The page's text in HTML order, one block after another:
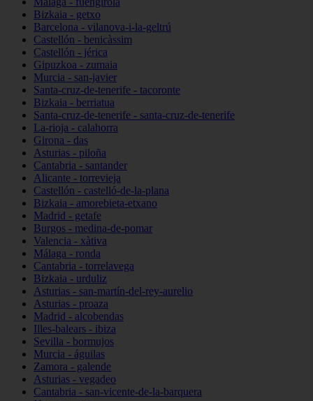
Bizkaia - getxo
Barcelona - vilanova-i-la-geltrú
Castellón - benicàssim
Castellón - jérica
Gipuzkoa - zumaia
Murcia - san-javier
Santa-cruz-de-tenerife - tacoronte
Bizkaia - berriatua
Santa-cruz-de-tenerife - santa-cruz-de-tenerife
La-rioja - calahorra
Girona - das
Asturias - piloña
Cantabria - santander
Alicante - torrevieja
Castellón - castelló-de-la-plana
Bizkaia - amorebieta-etxano
Madrid - getafe
Burgos - medina-de-pomar
Valencia - xàtiva
Málaga - ronda
Cantabria - torrelavega
Bizkaia - urduliz
Asturias - san-martín-del-rey-aurelio
Asturias - proaza
Madrid - alcobendas
Illes-balears - ibiza
Sevilla - bormujos
Murcia - águilas
Zamora - galende
Asturias - vegadeo
Cantabria - san-vicente-de-la-barquera